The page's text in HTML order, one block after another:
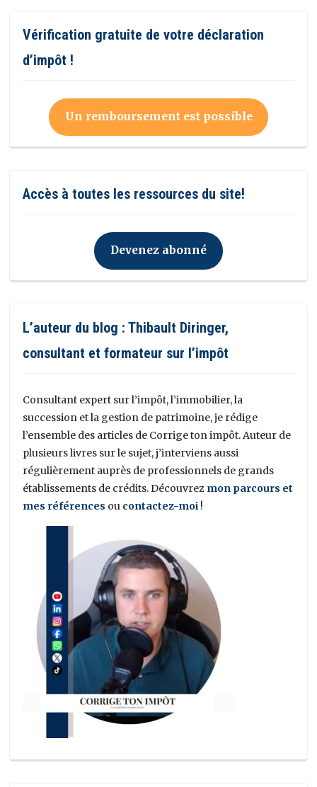
Vérification gratuite de votre déclaration
d’impôt !
Un remboursement est possible
Accès à toutes les ressources du site!
Devenez abonné
L’auteur du blog : Thibault Diringer,
consultant et formateur sur l’impôt
Consultant expert sur l’impôt, l’immobilier, la
succession et la gestion de patrimoine, je rédige
l’ensemble des articles de Corrige ton impôt. Auteur de
plusieurs livres sur le sujet, j’interviens aussi
régulièrement auprès de professionnels de grands
établissements de crédits. Découvrez mon parcours et
mes références ou contactez-moi !